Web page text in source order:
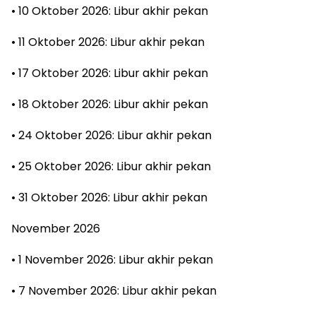
• 10 Oktober 2026: Libur akhir pekan
• 11 Oktober 2026: Libur akhir pekan
• 17 Oktober 2026: Libur akhir pekan
• 18 Oktober 2026: Libur akhir pekan
• 24 Oktober 2026: Libur akhir pekan
• 25 Oktober 2026: Libur akhir pekan
• 31 Oktober 2026: Libur akhir pekan
November 2026
• 1 November 2026: Libur akhir pekan
• 7 November 2026: Libur akhir pekan